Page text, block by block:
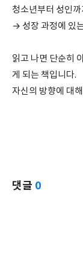
청소년부터 성인
→ 성장 과정에 있
읽고 나면 단순히
게 되는 책입니다.
자신의 방향에 대
댓글 0